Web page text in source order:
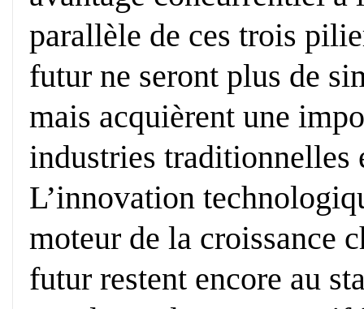
parallèle de ces trois
futur ne seront plus de
mais acquièrent une
industries traditionnelles
L’innovation
moteur de la croissance
futur restent encore au